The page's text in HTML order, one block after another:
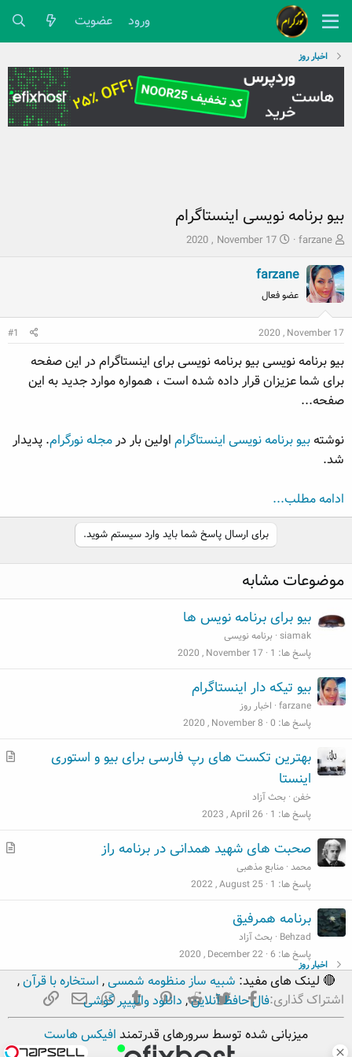
ورود عضویت
اخبار روز
بیو برنامه نویسی اینستاگرام
ش
و
ع
ک
ن
ن
ه
م
و
ع
farzane
ت
ر
خ
ش
ر
ع
2020 , November 17
farzane
عضو فعال
2020 , November 17
#1
بیو برنامه نویسی بیو برنامه نویسی برای اینستاگرام در این صفحه
برای شما عزیزان قرار داده شده است ، همواره موارد جدید به این
صفحه...
نوشته بیو برنامه نویسی اینستاگرام اولین بار درمجله نورگرام. پدیدار
شد.
ادامه مطلب...
برای ارسال پاسخ شما باید وارد سیستم شوید.
موضوعات مشابه
بیو برای برنامه نویس ها
siamak برنامه نویسی
پاسخ ها 1
2020 , November 17
بیو تیکه دار اینستاگرام
farzane اخبار روز
پاسخ ها 0
2020 , November 8
م
بهترین تکست های رپ فارسی برای بیو و استوری
اینستا
خفن بحث آزاد
پاسخ ها 1
2023 , April 26
م
صحبت های شهید همدانی در برنامه راز
محمد منابع مذهبی
پاسخ ها 1
2022 , August 25
برنامه همرفیق
Behzad بحث آزاد
پاسخ ها 6
2020 , December 22
اشتراک گذاری: فیسبوکتویتر Reddit
Pinterest
Tumblr
WhatsApp
ایمیل
اخبار روز
🔴 لینک های مفید: شبیه ساز منظومه شمسی, استخاره با قرآن,
فال حافظ آنلاین, دانلود والپیپر گوشی
میزبانی شده توسط سرورهای قدرتمند افیکس هاست